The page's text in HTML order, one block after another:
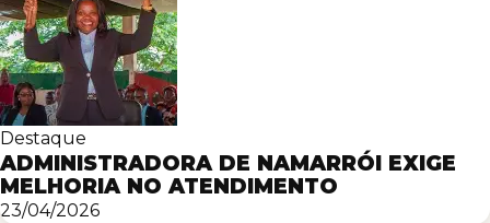
Destaque
ADMINISTRADORA DE NAMARRÓI EXIGE
MELHORIA NO ATENDIMENTO
23/04/2026